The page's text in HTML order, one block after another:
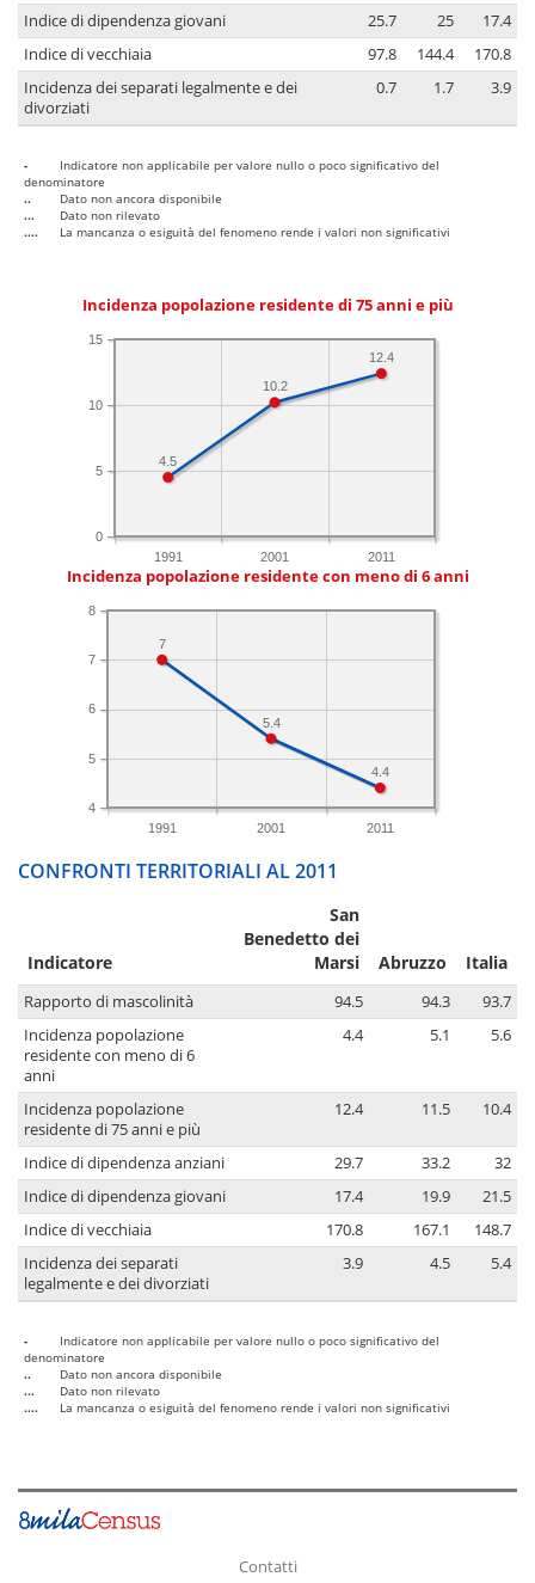
Indice di dipendenza giovani
25.7 25
17.4
Indice di vecchiaia
97.8 144.4
170.8
Incidenza dei separati legalmente e dei
divorziati
0.7 1.7 3.9
-
Indicatore non applicabile per valore nullo o poco significativo del
denominatore
..
Dato non ancora disponibile
...
Dato non rilevato
....
La mancanza o esiguità del fenomeno rende i valori non significativi
Incidenza popolazione residente di 75 anni e più
1991 2001 2011
0
5
10
15
12.4
10.2
4.5
Incidenza popolazione residente con meno di 6 anni
1991 2001 2011
4
5
6
7
8
4.4
5.4
7
CONFRONTI TERRITORIALI AL 2011
Indicatore
San
Benedetto dei
Marsi
Abruzzo Italia
Rapporto di mascolinità 94.5 94.3
93.7
Incidenza popolazione
residente con meno di 6
anni
4.4 5.1 5.6
Incidenza popolazione
residente di 75 anni e più
12.4 11.5 10.4
Indice di dipendenza anziani 29.7 33.2
32
Indice di dipendenza giovani
17.4 19.9
21.5
Indice di vecchiaia
170.8 167.1
148.7
Incidenza dei separati
legalmente e dei divorziati
3.9 4.5 5.4
-
Indicatore non applicabile per valore nullo o poco significativo del
denominatore
..
Dato non ancora disponibile
...
Dato non rilevato
....
La mancanza o esiguità del fenomeno rende i valori non significativi
Contatti